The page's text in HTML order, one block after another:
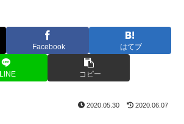
Facebook はてブ
LINE コピー
2020.05.30 2020.06.07